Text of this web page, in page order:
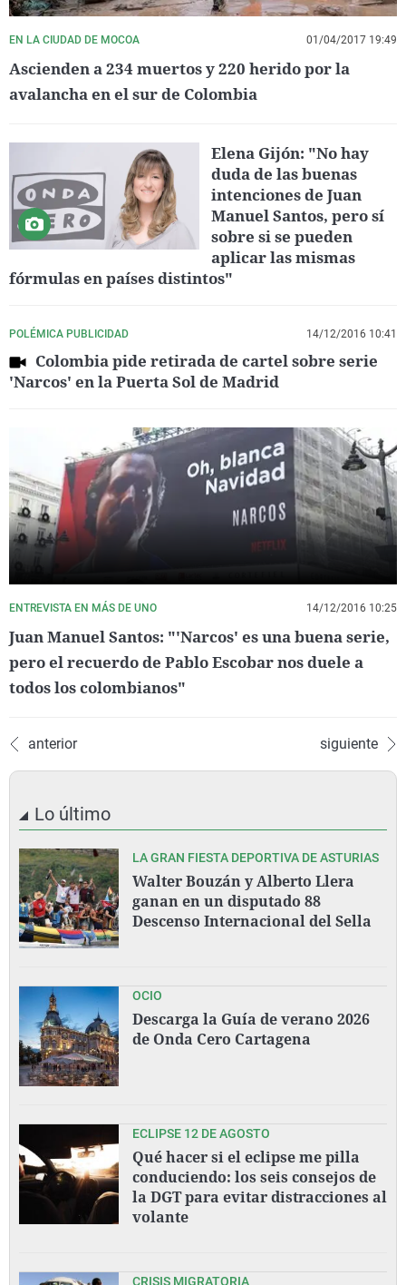
EN LA CIUDAD DE MOCOA 01/04/2017 19:49
Ascienden a 234 muertos y 220 herido por la
avalancha en el sur de Colombia
Elena Gijón: "No hay
duda de las buenas
intenciones de Juan
Manuel Santos, pero sí
sobre si se pueden
aplicar las mismas
fórmulas en países distintos"
POLÉMICA PUBLICIDAD 14/12/2016 10:41
Colombia pide retirada de cartel sobre serie
'Narcos' en la Puerta Sol de Madrid
ENTREVISTA EN MÁS DE UNO 14/12/2016 10:25
Juan Manuel Santos: "'Narcos' es una buena serie,
pero el recuerdo de Pablo Escobar nos duele a
todos los colombianos"
anterior siguiente
Lo último
LA GRAN FIESTA DEPORTIVA DE ASTURIAS
Walter Bouzán y Alberto Llera
ganan en un disputado 88
Descenso Internacional del Sella
OCIO
Descarga la Guía de verano 2026
de Onda Cero Cartagena
ECLIPSE 12 DE AGOSTO
Qué hacer si el eclipse me pilla
conduciendo: los seis consejos de
la DGT para evitar distracciones al
volante
CRISIS MIGRATORIA